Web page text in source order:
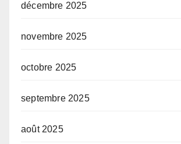
décembre 2025
novembre 2025
octobre 2025
septembre 2025
août 2025